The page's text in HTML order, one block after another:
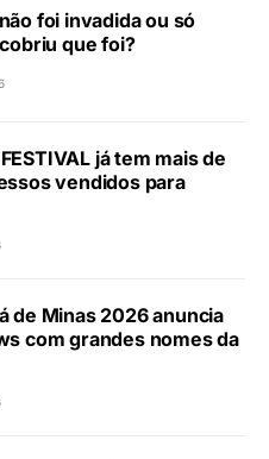
foi invadida ou só
que foi?
já tem mais de
vendidos para
de Minas 2026 anuncia
com grandes nomes da